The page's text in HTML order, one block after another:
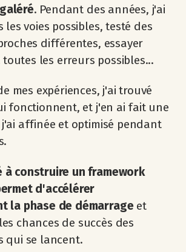
. Pendant des années, j'ai
les voies possibles, testé des
différentes, essayer
les erreurs possibles...
mes expériences, j'ai trouvé
fonctionnent, et j'en ai fait une
affinée et optimisé pendant
à construire un framework
d'accélérer
la phase de démarrage et
chances de succès des
qui se lancent.